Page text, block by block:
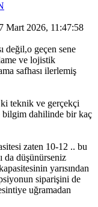
Mart 2026, 11:47:58
değil,o geçen sene
ve lojistik
safhası ilerlemiş
teknik ve gerçekçi
bilgim dahilinde bir kaç
zaten 10-12 .. bu
da düşünürseniz
yarısından
siparişini de
uğramadan